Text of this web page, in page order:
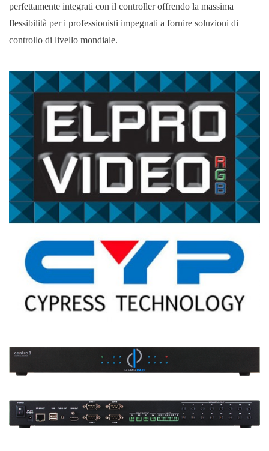
perfettamente integrati con il controller offrendo la massima
flessibilità per i professionisti impegnati a fornire soluzioni di
controllo di livello mondiale.